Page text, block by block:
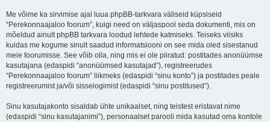
Me võime ka sirvimise ajal luua phpBB-tarkvara väliseid küpsiseid
“Perekonnaajaloo foorum”, kuigi need on väljaspool seda dokumenti, mis on
mõeldud ainult phpBB tarkvara loodud lehtede katmiseks. Teiseks viisiks
kuidas me kogume sinult saadud informatsiooni on see mida oled sisestanud
meie foorumisse. See võib olla, ning mis ei ole piiratud: postitades anonüümse
kasutajana (edaspidi “anonüümsed kasutajad”), registreerudes
“Perekonnaajaloo foorum” liikmeks (edaspidi “sinu konto”) ja postitades peale
registreerumist ja/või sisselogimist (edaspidi “sinu postitused”).
Sinu kasutajakonto sisaldab ühte unikaalset, ning teistest eristavat nime
(edaspidi “sinu kasutajanimi”), personaalset parooli mida kasutad oma kontole